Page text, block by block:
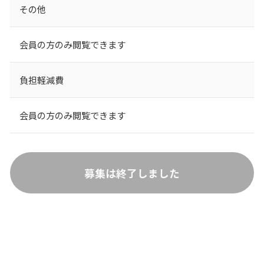
その他
会員の方のみ閲覧できます
負担軽減費
会員の方のみ閲覧できます
募集は終了しました